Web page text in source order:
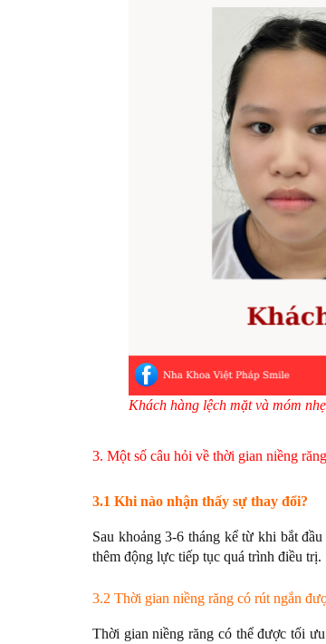
Khách hàng lệch mặt và móm nhẹ
3. Một số câu hỏi về thời gian niềng răng
3.1 Khi nào nhận thấy sự thay đổi?
Sau khoảng 3-6 tháng kể từ khi bắt
thêm động lực tiếp tục quá trình điều trị.
3.2 Thời gian niềng răng có rút ngắn
Thời gian niềng răng có thể được tối